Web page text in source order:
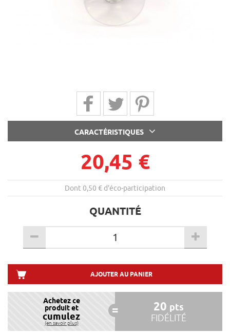
Partager sur Facebook
Partager sur Twitter
Partager sur Pinterest
CARACTÉRISTIQUES
20,45 €
Dont 0,50 € d'éco-participation
QUANTITÉ
AJOUTER AU PANIER
Achetez ce
produit et
cumulez
(en savoir plus)
20 pts
FIDÉLITÉ